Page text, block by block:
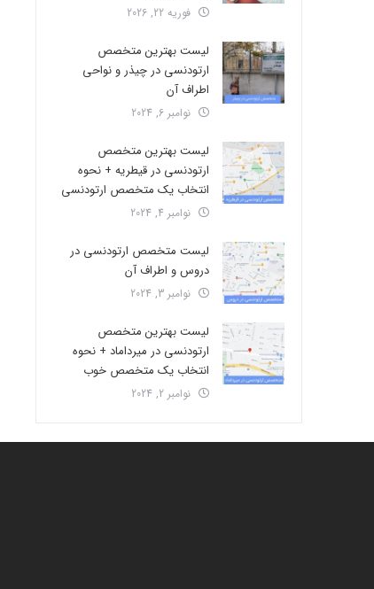
فوریه 22, 2026
لیست بهترین متخصص
ارتودنسی در چیذر و نواحی
اطراف آن
نوامبر 6, 2024
لیست بهترین متخصص
ارتودنسی در قیطریه + نحوه
انتخاب یک متخصص ارتودنسی
نوامبر 4, 2024
لیست متخصص ارتودنسی در
دروس و اطراف آن
نوامبر 3, 2024
لیست بهترین متخصص
ارتودنسی در میرداماد + نحوه
انتخاب یک متخصص خوب
نوامبر 2, 2024